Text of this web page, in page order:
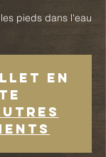
pieds dans l'eau
en